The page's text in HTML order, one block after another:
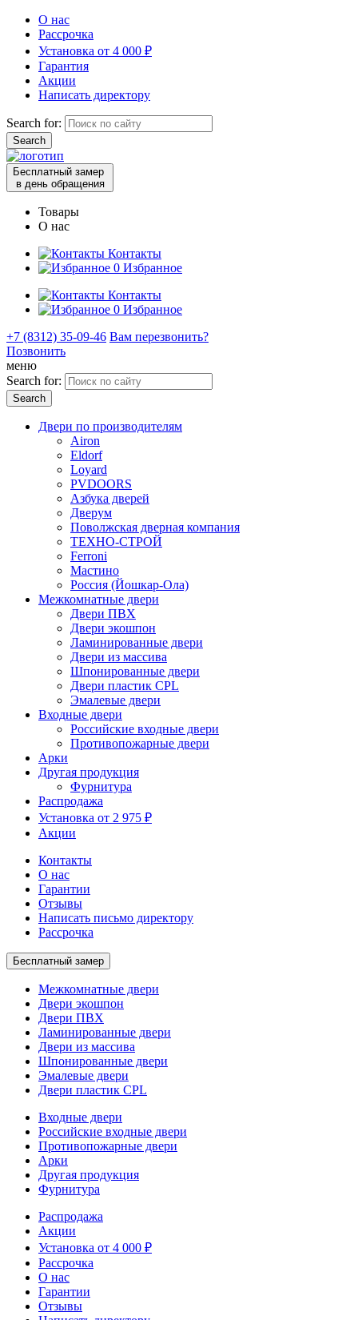
О нас
Рассрочка
Установка от 4 000 ₽
Гарантия
Акции
Написать директору
Search for:
Бесплатный замер
в день обращения
Товары
О нас
Контакты
0 Избранное
Контакты
0 Избранное
+7 (8312) 35-09-46 Вам перезвонить?
Позвонить
меню
Search for:
Двери по производителям
Airon
Eldorf
Loyard
PVDOORS
Азбука дверей
Дверум
Поволжская дверная компания
ТЕХНО-СТРОЙ
Ferroni
Мастино
Россия (Йошкар-Ола)
Межкомнатные двери
Двери ПВХ
Двери экошпон
Ламинированные двери
Двери из массива
Шпонированные двери
Двери пластик CPL
Эмалевые двери
Входные двери
Российские входные двери
Противопожарные двери
Арки
Другая продукция
Фурнитура
Распродажа
Установка от 2 975 ₽
Акции
Контакты
О нас
Гарантии
Отзывы
Написать письмо директору
Рассрочка
Бесплатный замер
Межкомнатные двери
Двери экошпон
Двери ПВХ
Ламинированные двери
Двери из массива
Шпонированные двери
Эмалевые двери
Двери пластик CPL
Входные двери
Российские входные двери
Противопожарные двери
Арки
Другая продукция
Фурнитура
Распродажа
Акции
Установка от 4 000 ₽
Рассрочка
О нас
Гарантии
Отзывы